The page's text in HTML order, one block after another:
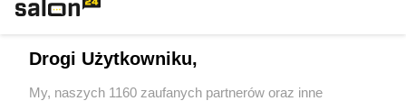
Sport
Drogi Użytkowniku,
My, naszych 1160 zaufanych partnerów oraz inne